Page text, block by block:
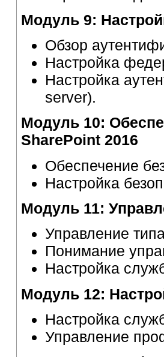
Модуль 9:
Обзор
Настройка
Настройка
server).
Модуль 10:
SharePoint 2016
Обеспечение
Настройка
Модуль 11:
Управление
Понимание
Настройка
Модуль 12:
Настройка
Управление